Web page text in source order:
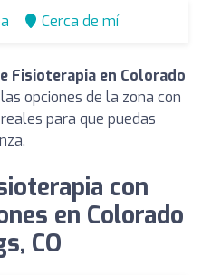
Cerca de mí
Fisioterapia en Colorado
opciones de la zona con
para que puedas
con
en Colorado
CO